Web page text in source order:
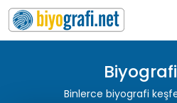
Binlerce biyografi